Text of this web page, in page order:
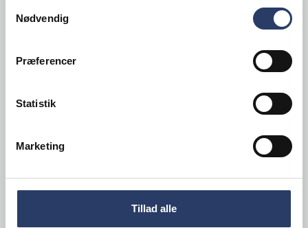
Nødvendig
Præferencer
Statistik
Marketing
Tillad alle
Grå Plast